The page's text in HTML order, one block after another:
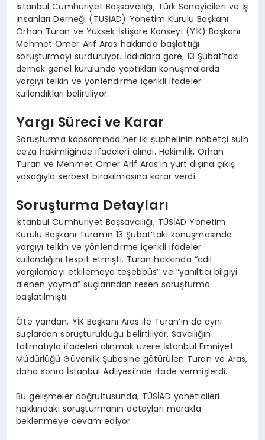
İstanbul Cumhuriyet Başsavcılığı, Türk Sanayicileri ve İş
İnsanları Derneği (TÜSİAD) Yönetim Kurulu Başkanı
Orhan Turan ve Yüksek İstişare Konseyi (YİK) Başkanı
Mehmet Ömer Arif Aras hakkında başlattığı
soruşturmayı sürdürüyor. İddialara göre, 13 Şubat’taki
dernek genel kurulunda yaptıkları konuşmalarda
yargıyı telkin ve yönlendirme içerikli ifadeler
kullandıkları belirtiliyor.
Yargı Süreci ve Karar
Soruşturma kapsamında her iki şüphelinin nöbetçi sulh
ceza hakimliğinde ifadeleri alındı. Hakimlik, Orhan
Turan ve Mehmet Ömer Arif Aras’ın yurt dışına çıkış
yasağıyla serbest bırakılmasına karar verdi.
Soruşturma Detayları
İstanbul Cumhuriyet Başsavcılığı, TÜSİAD Yönetim
Kurulu Başkanı Turan’ın 13 Şubat’taki konuşmasında
yargıyı telkin ve yönlendirme içerikli ifadeler
kullandığını tespit etmişti. Turan hakkında “adil
yargılamayı etkilemeye teşebbüs” ve “yanıltıcı bilgiyi
alenen yayma” suçlarından resen soruşturma
başlatılmıştı.
Öte yandan, YİK Başkanı Aras ile Turan’ın da aynı
suçlardan soruşturulduğu belirtiliyor. Savcılığın
talimatıyla ifadeleri alınmak üzere İstanbul Emniyet
Müdürlüğü Güvenlik Şubesine götürülen Turan ve Aras,
daha sonra İstanbul Adliyesi’nde ifade vermişlerdi.
Bu gelişmeler doğrultusunda, TÜSİAD yöneticileri
hakkındaki soruşturmanın detayları merakla
beklenmeye devam ediyor.